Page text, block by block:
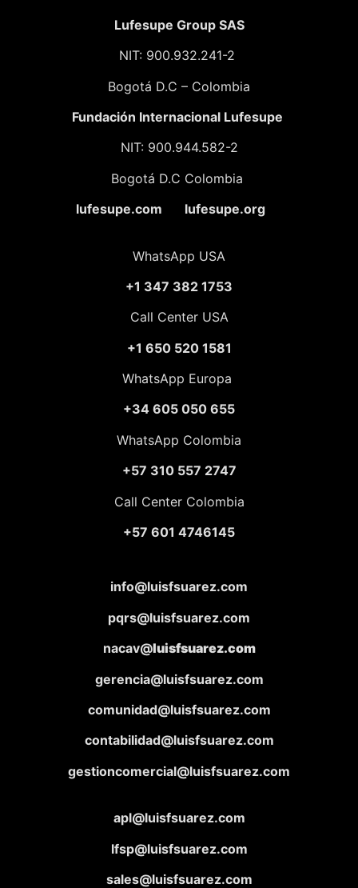
Lufesupe Group SAS
NIT: 900.932.241-2
Bogotá D.C – Colombia
Fundación Internacional Lufesupe
NIT: 900.944.582-2
Bogotá D.C Colombia
lufesupe.com lufesupe.org
WhatsApp USA
+1 347 382 1753
Call Center USA
+1 650 520 1581
WhatsApp Europa
+34 605 050 655
WhatsApp Colombia
+57 310 557 2747
Call Center Colombia
+57 601 4746145
info@luisfsuarez.com
pqrs@luisfsuarez.com
nacav@luisfsuarez.com
gerencia@luisfsuarez.com
comunidad@luisfsuarez.com
contabilidad@luisfsuarez.com
gestioncomercial@luisfsuarez.com
apl@luisfsuarez.com
lfsp@luisfsuarez.com
sales@luisfsuarez.com